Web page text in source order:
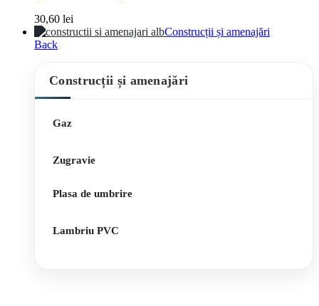
30,60 lei
Construcții și amenajări
Back
Construcții și amenajări
Gaz
Zugravie
Plasa de umbrire
Lambriu PVC